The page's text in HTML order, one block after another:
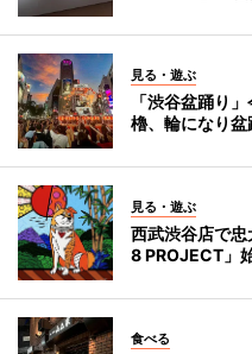
見る・遊ぶ
「渋谷盆踊り
櫓、輪になり盆
見る・遊ぶ
西武渋谷店で
8 PROJECT」
食べる